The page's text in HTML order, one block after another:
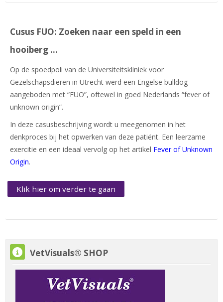
Cusus FUO: Zoeken naar een speld in een
hooiberg …
Op de spoedpoli van de Universiteitskliniek voor
Gezelschapsdieren in Utrecht werd een Engelse bulldog
aangeboden met “FUO”, oftewel in goed Nederlands “fever of
unknown origin”.
In deze casusbeschrijving wordt u meegenomen in het
denkproces bij het opwerken van deze patiënt. Een leerzame
exercitie en een ideaal vervolg op het artikel Fever of Unknown
Origin.
Klik hier om verder te gaan
VetVisuals® SHOP overslaan
VetVisuals® SHOP